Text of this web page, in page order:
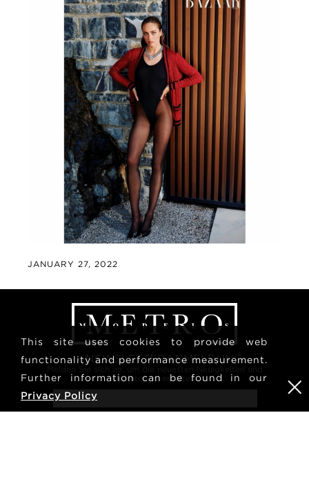
JANUARY 27, 2022
NEWSLETTERANMELDUNG
Melden Sie sich an, um die neuesten Neuigkeiten und
Updates zu erhalten.
This site uses cookies to provide web
functionality and performance measurement.
Further information can be found in our
Privacy Policy